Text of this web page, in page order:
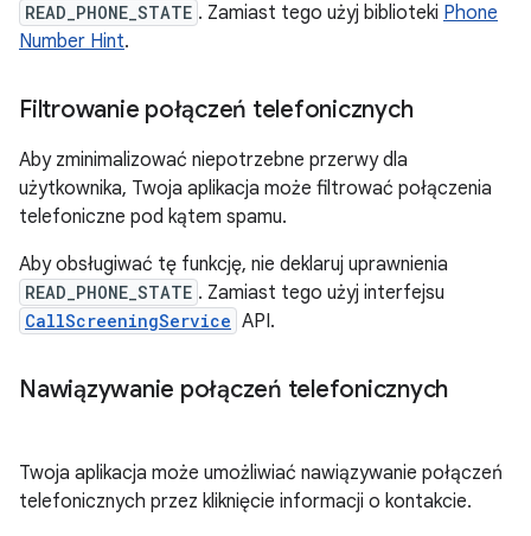
READ_PHONE_STATE . Zamiast tego użyj biblioteki Phone
Number Hint.
Filtrowanie połączeń telefonicznych
Aby zminimalizować niepotrzebne przerwy dla
użytkownika, Twoja aplikacja może filtrować połączenia
telefoniczne pod kątem spamu.
Aby obsługiwać tę funkcję, nie deklaruj uprawnienia
READ_PHONE_STATE . Zamiast tego użyj interfejsu
CallScreeningService API.
Nawiązywanie połączeń telefonicznych
Twoja aplikacja może umożliwiać nawiązywanie połączeń
telefonicznych przez kliknięcie informacji o kontakcie.